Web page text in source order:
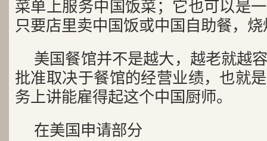
菜单上服务中国饭菜；它也可以是
只要店里卖中国饭或中国自助餐，
美国餐馆并不是越大，越老就越
批准取决于餐馆的经营业绩，也就
务上讲能雇得起这个中国厨师。
在美国申请部分